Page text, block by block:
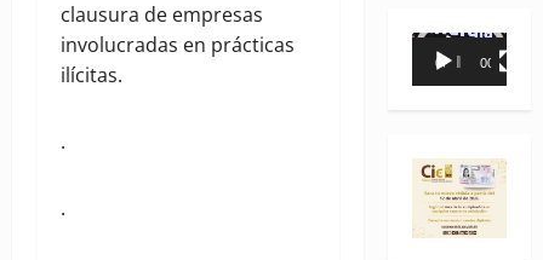
clausura de empresas
involucradas en prácticas
ilícitas.
.
.
Reproductor
00:00 00:35